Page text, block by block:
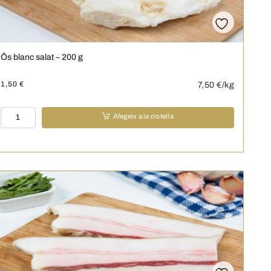
Ôs blanc salat – 200 g
1,50 € 7,50 €/kg
quantitat
de
blanc
200
g
Afegeix a la cistella